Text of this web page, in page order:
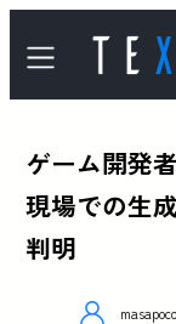
ゲーム開発
現場での生
判明
masapoco